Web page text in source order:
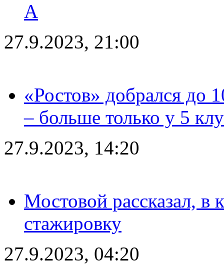
А
27.9.2023, 21:00
«Ростов» добрался до
– больше только у 5
27.9.2023, 14:20
Мостовой рассказал, в
стажировку
27.9.2023, 04:20